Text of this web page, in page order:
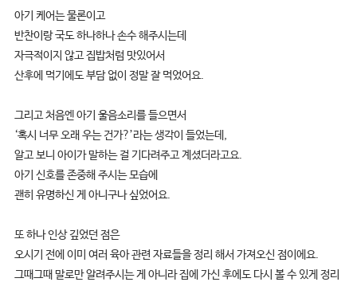
아기 케어는 물론이고
반찬이랑 국도 하나하나 손수 해주시는데
자극적이지 않고 집밥처럼 맛있어서
산후에 먹기에도 부담 없이 정말 잘 먹었어요.
그리고 처음엔 아기 울음소리를 들으면서
‘혹시 너무 오래 우는 건가?’라는 생각이 들었는데,
알고 보니 아이가 말하는 걸 기다려주고 계셨더라고요.
아기 신호를 존중해 주시는 모습에
괜히 유명하신 게 아니구나 싶었어요.
또 하나 인상 깊었던 점은
오시기 전에 이미 여러 육아 관련 자료들을 정리 해서 가져오신 점이에요.
그때그때 말로만 알려주시는 게 아니라 집에 가신 후에도 다시 볼 수 있게 정리